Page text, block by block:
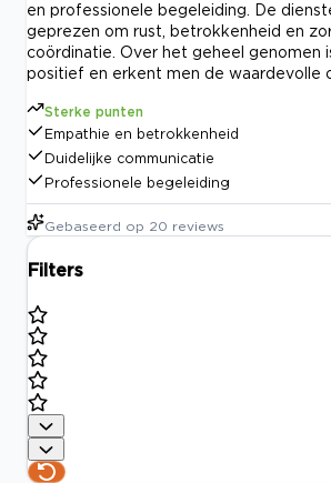
en professionele begeleiding. De
geprezen om rust, betrokkenheid en
coördinatie. Over het geheel genomen
positief en erkent men de waardevolle
Sterke punten
Empathie en betrokkenheid
Duidelijke communicatie
Professionele begeleiding
Gebaseerd op 20 reviews
Filters